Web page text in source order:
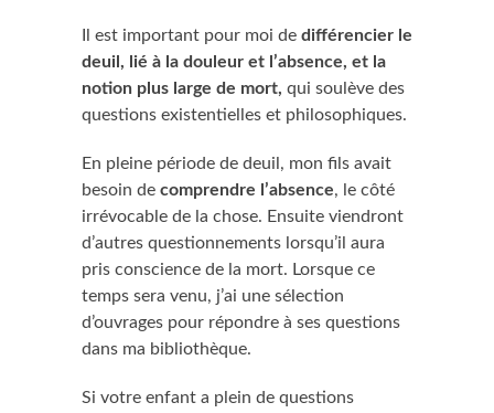
Il est important pour moi de différencier le
deuil, lié à la douleur et l’absence, et la
notion plus large de mort, qui soulève des
questions existentielles et philosophiques.
En pleine période de deuil, mon fils avait
besoin de comprendre l’absence, le côté
irrévocable de la chose. Ensuite viendront
d’autres questionnements lorsqu’il aura
pris conscience de la mort. Lorsque ce
temps sera venu, j’ai une sélection
d’ouvrages pour répondre à ses questions
dans ma bibliothèque.
Si votre enfant a plein de questions